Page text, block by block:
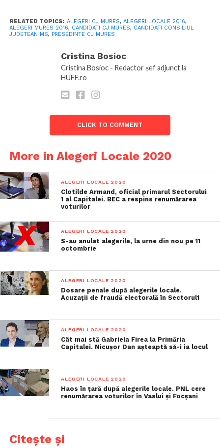
RELATED TOPICS: ALEGERI CJ MURES, ALEGERI LOCALE 2016,
ALEGERI MURES 2016, CANDIDATI CJ MURES, CANDIDATI CONSILIUL
JUDETEAN MS, PRESEDINTE CJ MURES
Cristina Bosioc
Cristina Bosioc - Redactor șef adjunct la
HUFF.ro
CLICK TO COMMENT
More in Alegeri Locale 2020
ALEGERI LOCALE 2020
Clotilde Armand, oficial primarul Sectorului
1 al Capitalei. BEC a respins renumărarea
voturilor
ALEGERI LOCALE 2020
S-au anulat alegerile, la urne din nou pe 11
octombrie
ALEGERI LOCALE 2020
Dosare penale după alegerile locale.
Acuzații de fraudă electorală în Sectorul1
ALEGERI LOCALE 2020
Cât mai stă Gabriela Firea la Primăria
Capitalei. Nicușor Dan așteaptă să-i ia locul
ALEGERI LOCALE 2020
Haos în țară după alegerile locale. PNL cere
renumărarea voturilor în Vaslui și Focșani
Citește și